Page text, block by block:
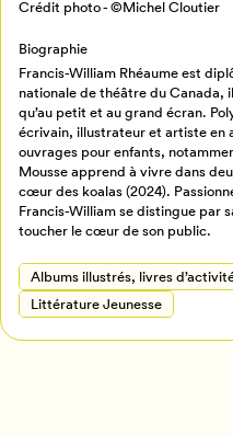
Billetterie
Retour à l’accueil
Crédit photo - ©Michel Cloutier
Biographie
Francis-William Rhéaume est
nationale de théâtre du Canada,
qu’au petit et au grand écran.
écrivain, illustrateur et artiste en
ouvrages pour enfants,
Mousse apprend à vivre dans
cœur des koalas (2024).
Francis-William se distingue par
toucher le cœur de son public.
Albums illustrés, livres
Littérature Jeunesse
Créer